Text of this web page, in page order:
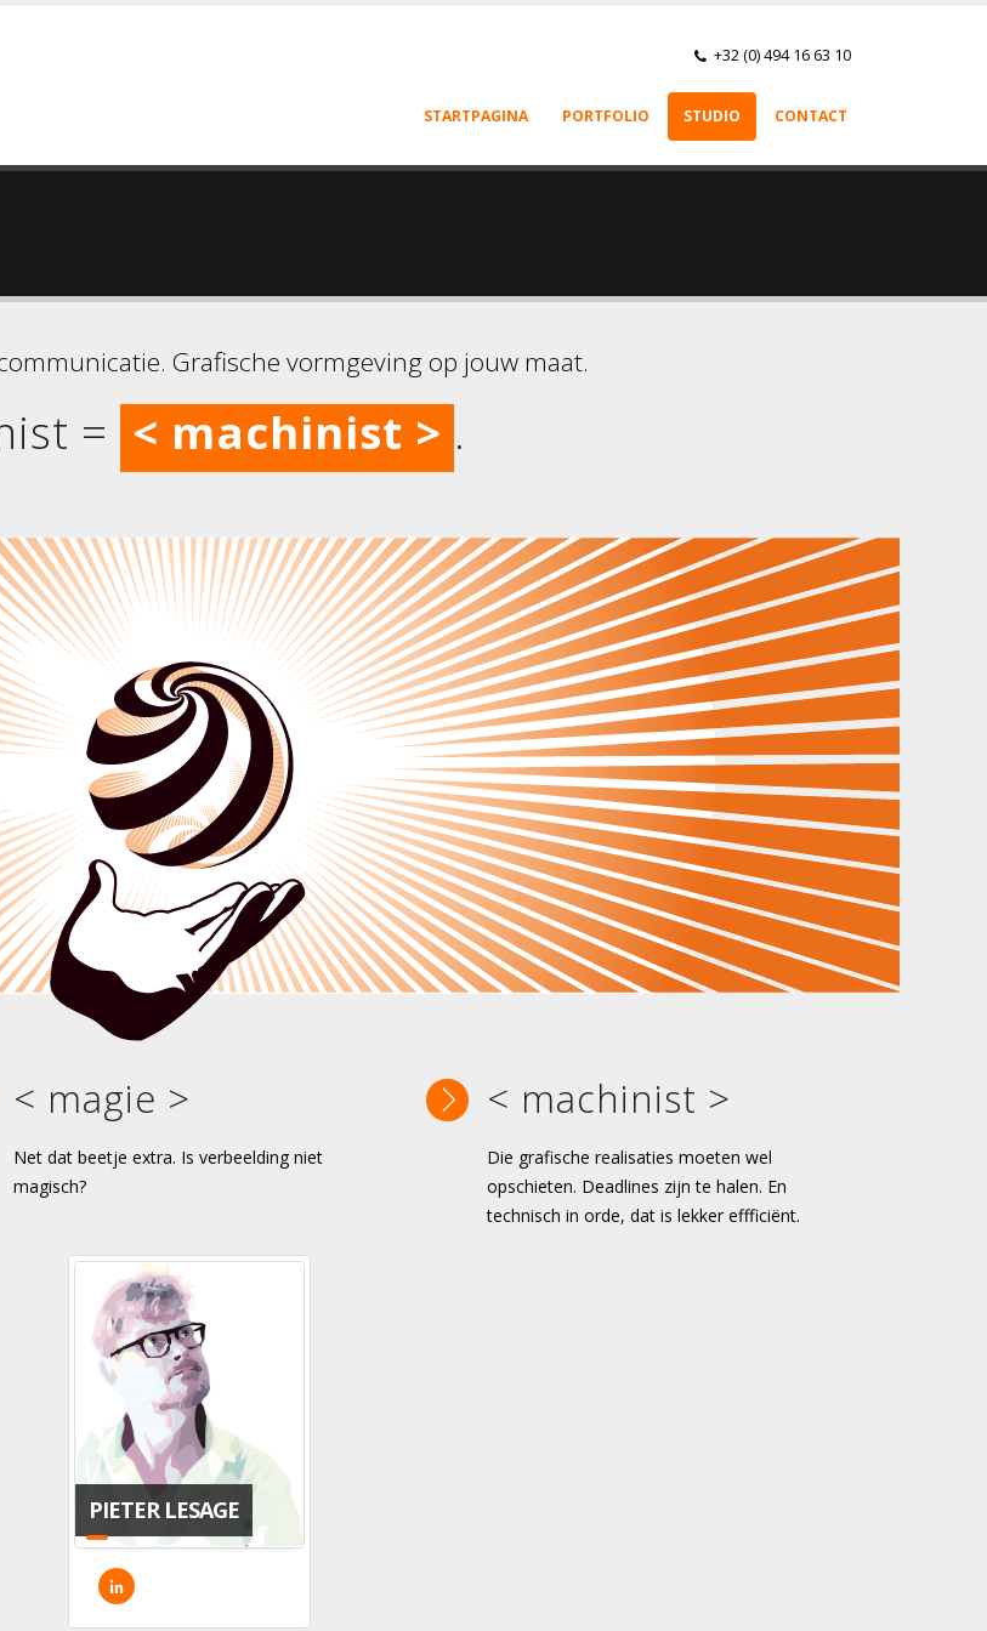
+32 (0) 494 16 63 10
STARTPAGINA PORTFOLIO STUDIO CONTACT
Grafische vormgeving op jouw maat.
=
< imago >
< magie >
< machinist >
< imago >
.
< magie >
Net dat beetje extra. Is verbeelding niet
magisch?
< machinist >
Die grafische realisaties moeten wel
opschieten. Deadlines zijn te halen. En
technisch in orde, dat is lekker effficiënt.
PIETER LESAGE